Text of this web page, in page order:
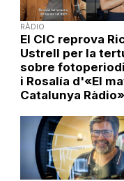
RÀDIO
El CIC reprova
Ustrell per la
sobre
i Rosalía d'«El
Catalunya Ràdio»